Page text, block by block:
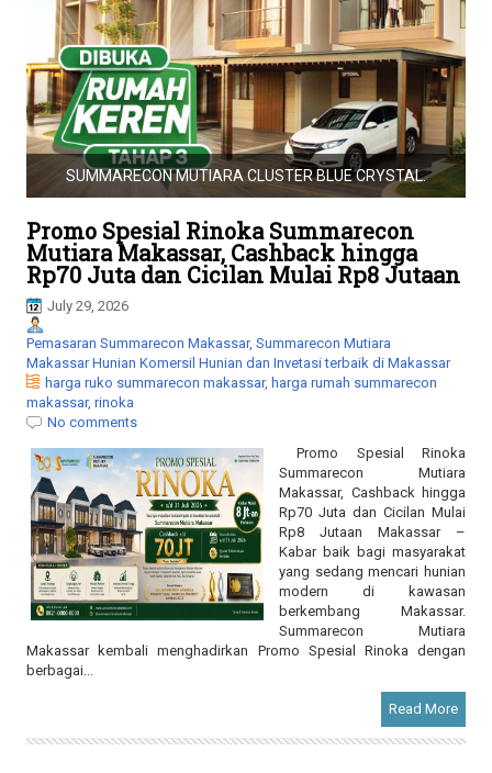
BLUE CRYSTAL.
Promo Spesial Rinoka Summarecon
Mutiara Makassar, Cashback hingga
Rp70 Juta dan Cicilan Mulai Rp8 Jutaan
July 29, 2026
Pemasaran Summarecon Makassar, Summarecon Mutiara
Makassar Hunian Komersil Hunian dan Invetasi terbaik di Makassar
harga ruko summarecon makassar, harga rumah summarecon
makassar, rinoka
No comments
Promo Spesial Rinoka
Summarecon Mutiara
Makassar, Cashback hingga
Rp70 Juta dan Cicilan Mulai
Rp8 Jutaan Makassar –
Kabar baik bagi masyarakat
yang sedang mencari hunian
modern di kawasan
berkembang Makassar.
Summarecon Mutiara
Makassar kembali menghadirkan Promo Spesial Rinoka dengan
berbagai...
Read More